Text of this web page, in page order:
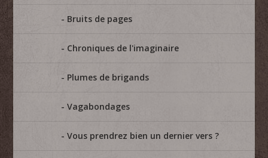
Bruits de pages
Chroniques de l'imaginaire
Plumes de brigands
Vagabondages
Vous prendrez bien un dernier vers ?